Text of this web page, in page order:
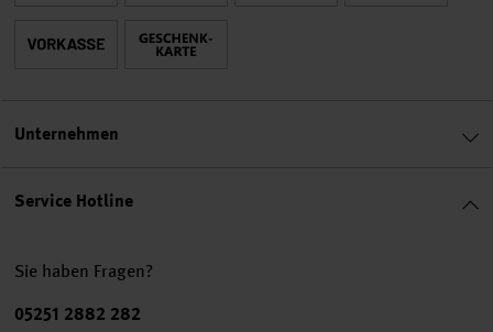
Service Hotline
Sie haben Fragen?
Telefonnummer
05251 2882 282
Unternehmen